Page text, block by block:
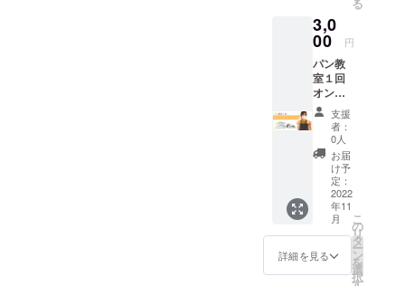
日〜
2023年
7月31日
まで
る
3,0
00 円
パン教
室１回
オンラ
イン
コース
チケッ
ト（2時
間） レ
シピを
先に
メール
で送り
ますの
で、開
始まで
支援
者：
0人
お届
け予
定：
2022
年11
月
詳細を見る
こ
の
リ
タ
ー
ン
を
選
択